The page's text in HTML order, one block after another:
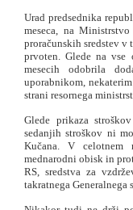
Urad predsednika
meseca, na
proračunskih sredstev
prvoten. Glede na
mesecih odobrila
uporabnikom,
strani resornega
Glede prikaza
sedanjih stroškov ni
Kučana. V celotnem
mednarodni obisk in
RS, sredstva za
takratnega Generalnega